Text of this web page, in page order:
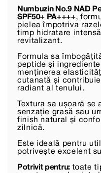
Numbuzin No.9 NAD
SPF50+ PA++++,
pielea împotriva
timp hidratare
revitalizant.
Formula sa
peptide și
menținerea
cutanată și
radiant al tenului.
Textura sa ușoară
senzație grasă sau
finish natural și
zilnică.
Este ideală pentru
potrivește excelent
Potrivit pentru:toate